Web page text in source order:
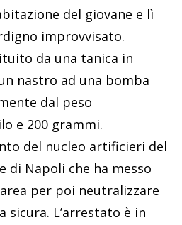
del giovane e lì
improvvisato.
da una tanica in
nastro ad una bomba
dal peso
e 200 grammi.
del nucleo artificieri del
di Napoli che ha messo
per poi neutralizzare
sicura. L’arrestato è in